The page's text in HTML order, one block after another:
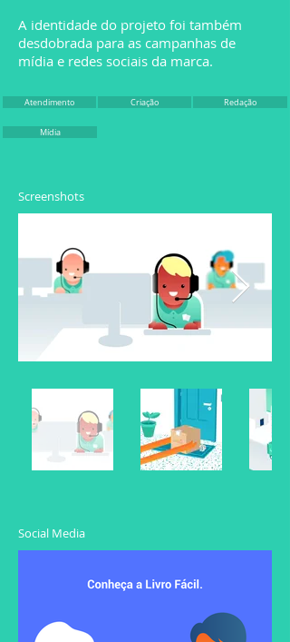
A identidade do projeto foi também
desdobrada para as campanhas de
mídia e redes sociais da marca.
Atendimento Criação Redação
Mídia
Screenshots
Social Media